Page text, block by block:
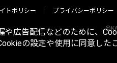
トポリシー プライバシーポリシー
や広告配信などのために、
の設定や使用に同意し